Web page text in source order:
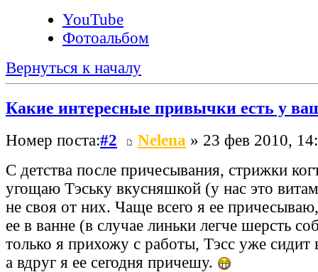
YouTube
Фотоальбом
Вернуться к началу
Какие интересные привычки есть у
Номер поста:#2 Nelena » 23 фев 2010,
С детства после причесывания, стрижки
угощаю Тэську вкусняшкой (у нас это
не своя от них. Чаще всего я ее
ее в ванне (в случае линьки легче шерсть
только я прихожу с работы, Тэсс уже сидит
а вдруг я ее сегодня причешу.